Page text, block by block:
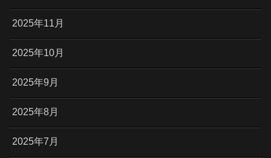
2025年11月
2025年10月
2025年9月
2025年8月
2025年7月